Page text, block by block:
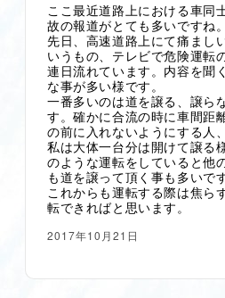
ここ最近道路上における車同
故の報道がとても多いですね。
先日、高速道路上にて痛まし
いうもの、テレビで危険運転
連日流れています。内容を聞
な事が多い様です。
一番多いのは道を譲る、譲ら
す。確かに合流の時に車間距
の前に入れないようにする人
私は大体一台分は開けて譲る
のような運転をしていると他
も道を譲って頂く事も多いです
これからも運転する際は焦ら
転できればと思います。
2017年10月21日